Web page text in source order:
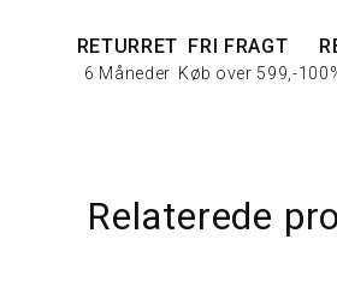
RETURRET
6 Måneder
FRI FRAGT
Køb over 599,-
Relaterede